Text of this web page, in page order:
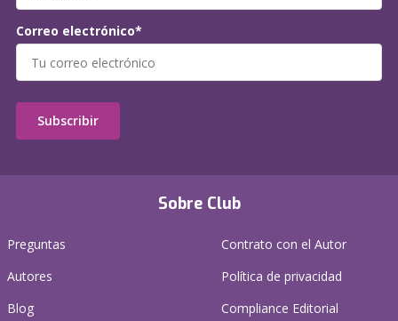
Sobre Club
Preguntas
Autores
Blog
Contrato con el Autor
Política de privacidad
Compliance Editorial
Correo electrónico*
Subscribir